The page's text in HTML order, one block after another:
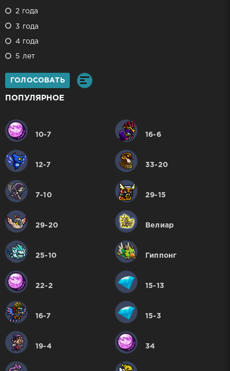
2 года
3 года
4 года
5 лет
ГОЛОСОВАТЬ
ПОПУЛЯРНОЕ
10-7 16-6
12-7 33-20
7-10 29-15
29-20 Велиар
25-10 Гиппонг
22-2 15-13
16-7 15-3
19-4 34